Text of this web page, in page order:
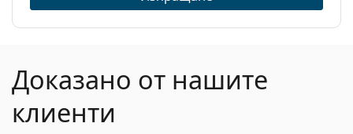
Код:
0BE1350 1326 54
Доказано от нашите
клиенти